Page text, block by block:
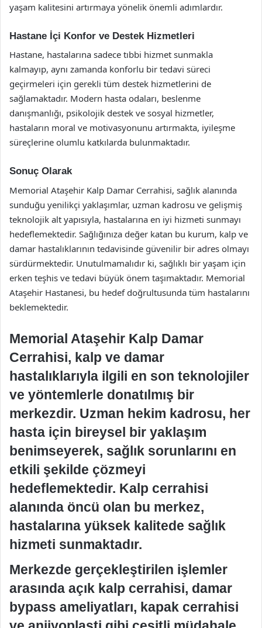
yaşam kalitesini artırmaya yönelik önemli adımlardır.
Hastane İçi Konfor ve Destek Hizmetleri
Hastane, hastalarına sadece tıbbi hizmet sunmakla
kalmayıp, aynı zamanda konforlu bir tedavi süreci
geçirmeleri için gerekli tüm destek hizmetlerini de
sağlamaktadır. Modern hasta odaları, beslenme
danışmanlığı, psikolojik destek ve sosyal hizmetler,
hastaların moral ve motivasyonunu artırmakta, iyileşme
süreçlerine olumlu katkılarda bulunmaktadır.
Sonuç Olarak
Memorial Ataşehir Kalp Damar Cerrahisi, sağlık alanında
sunduğu yenilikçi yaklaşımlar, uzman kadrosu ve gelişmiş
teknolojik alt yapısıyla, hastalarına en iyi hizmeti sunmayı
hedeflemektedir. Sağlığınıza değer katan bu kurum, kalp ve
damar hastalıklarının tedavisinde güvenilir bir adres olmayı
sürdürmektedir. Unutulmamalıdır ki, sağlıklı bir yaşam için
erken teşhis ve tedavi büyük önem taşımaktadır. Memorial
Ataşehir Hastanesi, bu hedef doğrultusunda tüm hastalarını
beklemektedir.
Memorial Ataşehir Kalp Damar
Cerrahisi, kalp ve damar
hastalıklarıyla ilgili en son teknolojiler
ve yöntemlerle donatılmış bir
merkezdir. Uzman hekim kadrosu, her
hasta için bireysel bir yaklaşım
benimseyerek, sağlık sorunlarını en
etkili şekilde çözmeyi
hedeflemektedir. Kalp cerrahisi
alanında öncü olan bu merkez,
hastalarına yüksek kalitede sağlık
hizmeti sunmaktadır.
Merkezde gerçekleştirilen işlemler
arasında açık kalp cerrahisi, damar
bypass ameliyatları, kapak cerrahisi